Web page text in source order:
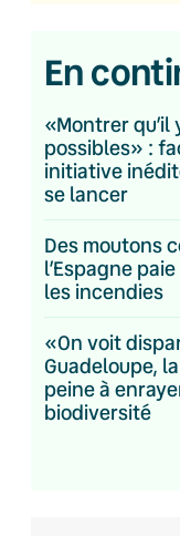
En
«Montrer qu’il
possibles» :
initiative
se lancer
Des moutons
l’Espagne
les incendies
«On voit
Guadeloupe,
peine à
biodiversité